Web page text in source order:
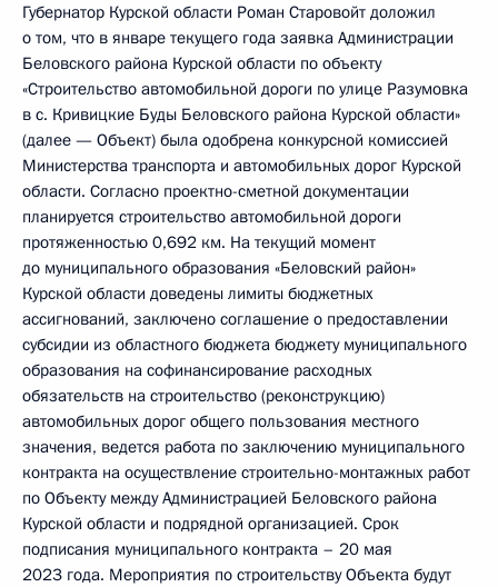
Губернатор Курской области Роман Старовойт доложил
о том, что в январе текущего года заявка Администрации
Беловского района Курской области по объекту
«Строительство автомобильной дороги по улице Разумовка
в с. Кривицкие Буды Беловского района Курской области»
(далее — Объект) была одобрена конкурсной комиссией
Министерства транспорта и автомобильных дорог Курской
области. Согласно проектно-сметной документации
планируется строительство автомобильной дороги
протяженностью 0,692 км. На текущий момент
до муниципального образования «Беловский район»
Курской области доведены лимиты бюджетных
ассигнований, заключено соглашение о предоставлении
субсидии из областного бюджета бюджету муниципального
образования на софинансирование расходных
обязательств на строительство (реконструкцию)
автомобильных дорог общего пользования местного
значения, ведется работа по заключению муниципального
контракта на осуществление строительно-монтажных работ
по Объекту между Администрацией Беловского района
Курской области и подрядной организацией. Срок
подписания муниципального контракта – 20 мая
2023 года. Мероприятия по строительству Объекта будут